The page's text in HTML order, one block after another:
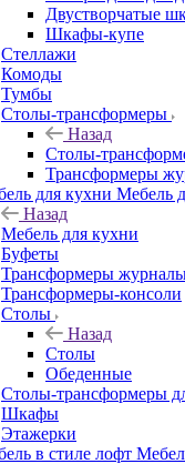
Двустворчатые
Шкафы-купе
Стеллажи
Комоды
Тумбы
Столы-трансформеры
Назад
Столы-
Трансформеры
Мебель
Назад
Мебель для кухни
Буфеты
Трансформеры
Трансформеры-консоли
Столы
Назад
Столы
Обеденные
Столы-трансформеры
Шкафы
Этажерки